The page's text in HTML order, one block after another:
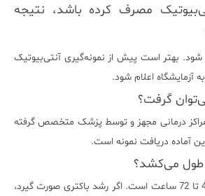
مصرف کرده باشد، نتیجه
بهتر است پیش از نمونه‌گیری آنتی‌بیوتیک
آزمایشگاه اعلام شود.
مراکز درمانی مجهز و توسط پزشک متخصص گرفته
آماده دریافت نمونه است.
می‌کشد؟
زمان گزارش اولیه بین 48 تا 72 ساعت است. اگر رشد باکتری صورت گیرد،